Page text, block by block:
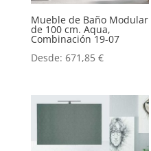
Mueble de Baño Modular
de 100 cm. Aqua,
Combinación 19-07
Desde: 671,85 €